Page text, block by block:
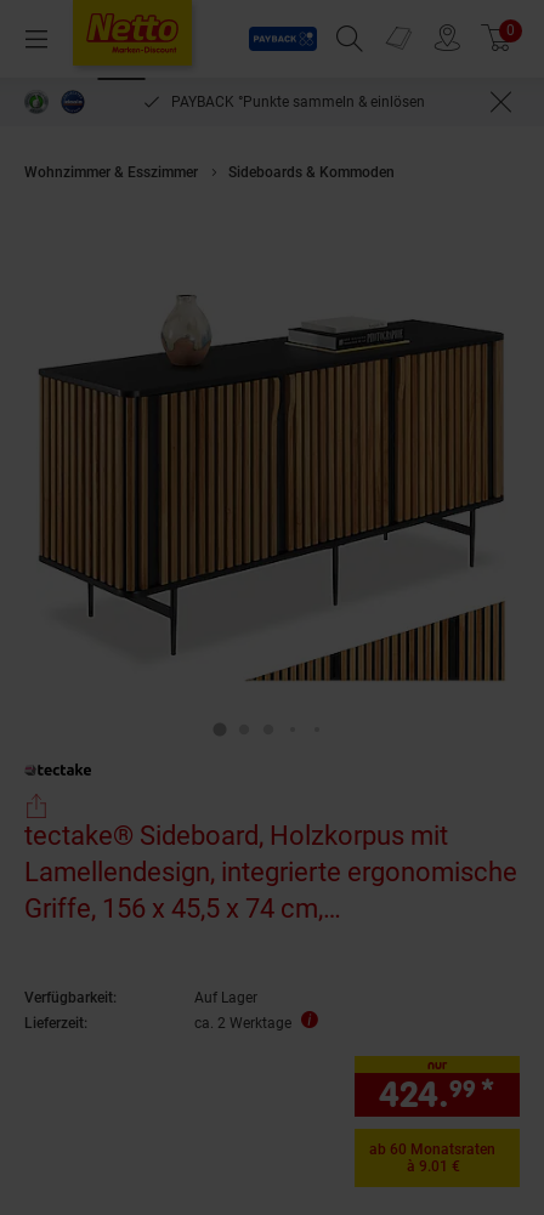
Menü
Payback
Suchfeld einblenden
Prospekte 0
PAYBACK °Punkte sammeln & einlösen
Wohnzimmer & Esszimmer Sideboards & Kommoden
tectake® Sideboard, Holzkorpus mit
Lamellendesign, integrierte ergonomische
Griffe, 156 x 45,5 x 74 cm,
Verfügbarkeit:
Auf Lager
Lieferzeit:
ca. 2 Werktage
nur
424.99 *
ab 60 Monatsraten
à 9.01 €